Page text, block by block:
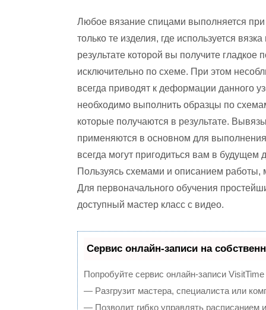
Любое вязание спицами выполняется
только те изделия, где используется
результате которой вы получите
исключительно по схеме. При этом
всегда приводят к деформации данного
необходимо выполнить образцы по
которые получаются в результате.
применяются в основном для
всегда могут пригодиться вам в будущем
Пользуясь схемами и описанием работы,
Для первоначального обучения
доступный мастер класс с видео.
Сервис онлайн-записи на
Попробуйте сервис онлайн-записи
— Разгрузит мастера, специалиста или
— Позволит гибко управлять расписанием и